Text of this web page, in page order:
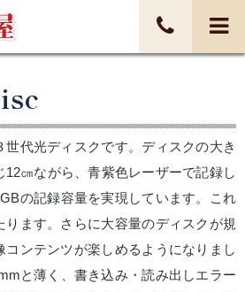
世代光ディスクです。ディスクの大き
12㎝ながら、青紫色レーザーで記録し
の記録容量を実現しています。これ
ります。さらに大容量のディスクが規
ンテンツが楽しめるようになりまし
と薄く、書き込み・読み出しエラー